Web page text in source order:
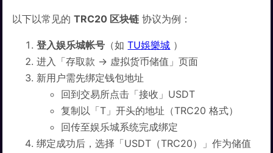
以下以常见的TRC20 区块链 协议为例：
登入娱乐城帐号 （如TU娛樂城 ）
进入「存取款 → 虚拟货币储值」页面
新用户需先绑定钱包地址
回到交易所点击「接收」USDT
复制以「T」开头的地址（TRC20 格式）
回传至娱乐城系统完成绑定
绑定成功后，选择「USDT（TRC20）」作为储值